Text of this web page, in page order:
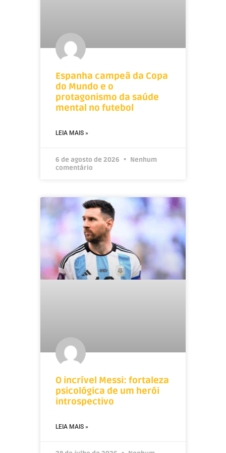
Espanha campeã da Copa
do Mundo e o
protagonismo da saúde
mental no futebol
LEIA MAIS »
6 de agosto de 2026
Nenhum
comentário
O incrível Messi: fortaleza
psicológica de um herói
introspectivo
LEIA MAIS »